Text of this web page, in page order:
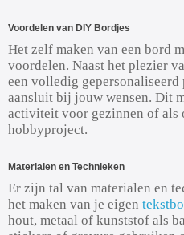
Voordelen van DIY Bordjes
Het zelf maken van een bord
voordelen. Naast het plezier
een volledig
aansluit bij jouw wensen. Dit
activiteit voor gezinnen of als
hobbyproject.
Materialen en Technieken
Er zijn tal van materialen en
het maken van je eigen
hout, metaal of kunststof als